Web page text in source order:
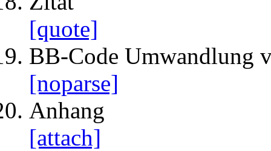
[quote]
BB-Code Umwandlung
[noparse]
Anhang
[attach]